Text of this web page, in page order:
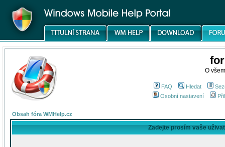
O
FAQ Hledat
Osobní nastavení
Obsah fóra WMHelp.cz
Zadejte prosím vaše